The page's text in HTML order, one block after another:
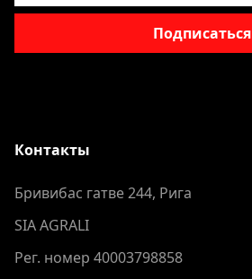
Подписаться
Контакты
Бривибас гатве 244, Рига
SIA AGRALI
Рег. номер 40003798858